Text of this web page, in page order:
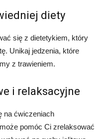
diety
się z dietetykiem, który
Unikaj jedzenia, które
z trawieniem.
i relaksacyjne
na ćwiczeniach
pomóc Ci zrelaksować